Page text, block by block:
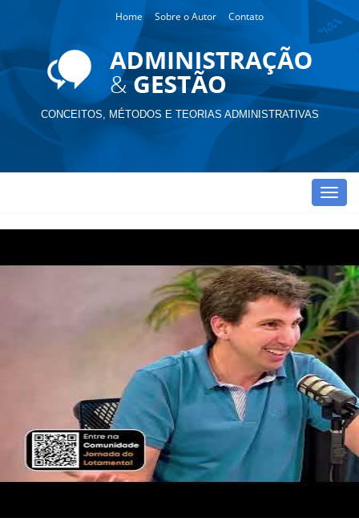
Home Sobre o Autor Contato
CONCEITOS, MÉTODOS E TEORIAS ADMINISTRATIVAS